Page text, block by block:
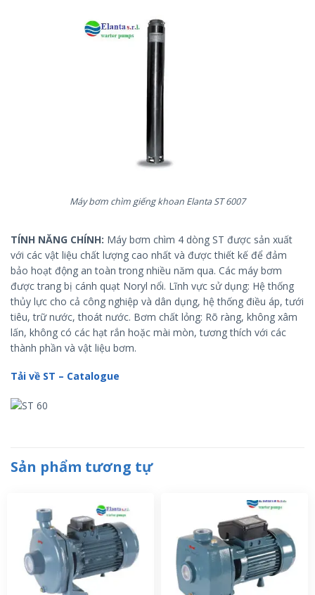
Máy bơm chìm giếng khoan Elanta ST 6007
TÍNH NĂNG CHÍNH: Máy bơm chìm 4 dòng ST được sản xuất
với các vật liệu chất lượng cao nhất và được thiết kế để đảm
bảo hoạt động an toàn trong nhiều năm qua. Các máy bơm
được trang bị cánh quạt Noryl nổi. Lĩnh vực sử dụng: Hệ thống
thủy lực cho cả công nghiệp và dân dụng, hệ thống điều áp, tưới
tiêu, trữ nước, thoát nước. Bơm chất lỏng: Rõ ràng, không xâm
lấn, không có các hạt rắn hoặc mài mòn, tương thích với các
thành phần và vật liệu bơm.
Tải về ST – Catalogue
Sản phẩm tương tự